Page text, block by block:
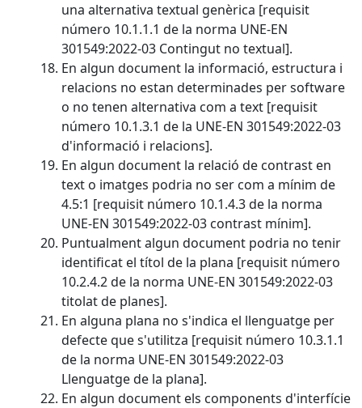
una alternativa textual genèrica [requisit
número 10.1.1.1 de la norma UNE-EN
301549:2022-03 Contingut no textual].
En algun document la informació, estructura i
relacions no estan determinades per software
o no tenen alternativa com a text [requisit
número 10.1.3.1 de la UNE-EN 301549:2022-03
d'informació i relacions].
En algun document la relació de contrast en
text o imatges podria no ser com a mínim de
4.5:1 [requisit número 10.1.4.3 de la norma
UNE-EN 301549:2022-03 contrast mínim].
Puntualment algun document podria no tenir
identificat el títol de la plana [requisit número
10.2.4.2 de la norma UNE-EN 301549:2022-03
titolat de planes].
En alguna plana no s'indica el llenguatge per
defecte que s'utilitza [requisit número 10.3.1.1
de la norma UNE-EN 301549:2022-03
Llenguatge de la plana].
En algun document els components d'interfície